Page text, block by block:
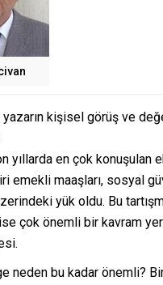
yazarın kişisel görüş ve
yıllarda en çok konuşulan
emekli maaşları, sosyal
yük oldu. Bu
çok önemli bir kavram yer
neden bu kadar önemli?